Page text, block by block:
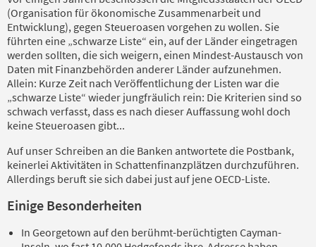
(Organisation für ökonomische Zusammenarbeit und
Entwicklung), gegen Steueroasen vorgehen zu wollen. Sie
führten eine „schwarze Liste“ ein, auf der Länder eingetragen
werden sollten, die sich weigern, einen Mindest-Austausch von
Daten mit Finanzbehörden anderer Länder aufzunehmen.
Allein: Kurze Zeit nach Veröffentlichung der Listen war die
„schwarze Liste“ wieder jungfräulich rein: Die Kriterien sind so
schwach verfasst, dass es nach dieser Auffassung wohl doch
keine Steueroasen gibt...
Auf unser Schreiben an die Banken antwortete die Postbank,
keinerlei Aktivitäten in Schattenfinanzplätzen durchzuführen.
Allerdings beruft sie sich dabei just auf jene OECD-Liste.
Einige Besonderheiten
In Georgetown auf den berühmt-berüchtigten Cayman-